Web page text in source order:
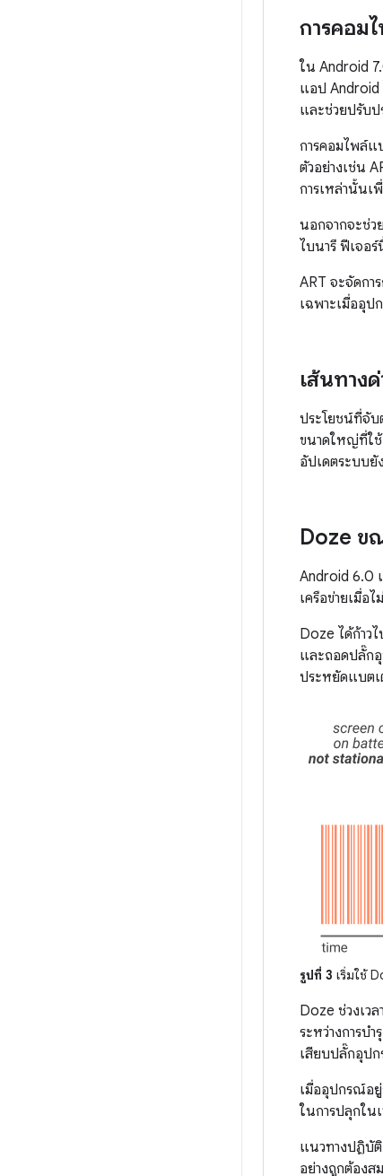
การคอม
ใน Android
แอป Android
และช่วยปรับ
การคอมไพล์แ
ตัวอย่างเช่น
การเหล่านั้นเ
นอกจากจะช่ว
ไบนารี ฟีเจอ
ART จะจัดก
เฉพาะเมื่ออุป
เส้นทาง
ประโยชน์ที่จับ
ขนาดใหญ่ที่ใช้
อัปเดตระบบยั
Doze ข
Android 6.0
เครือข่ายเมื่อ
Doze ได้ก้าว
และถอดปลั๊กอุ
ประหยัดแบตเ
รูปที่ 3 เริ่มใช้
Doze ช่วงเว
ระหว่างการบ
เสียบปลั๊กอุป
เมื่ออุปกรณ์อยู่
ในการปลุกในเ
แนวทางปฏิบั
อย่างถูกต้องส